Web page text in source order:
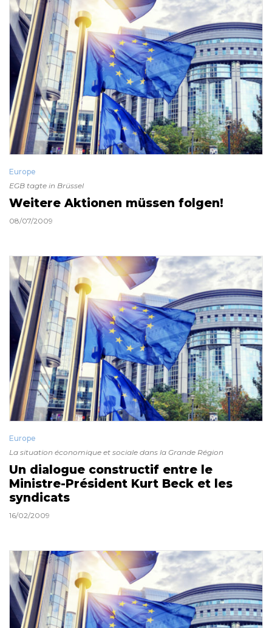
Europe
EGB tagte in Brüssel
Weitere Aktionen müssen folgen!
08/07/2009
Europe
La situation économique et sociale dans la Grande Région
Un dialogue constructif entre le
Ministre-Président Kurt Beck et les
syndicats
16/02/2009